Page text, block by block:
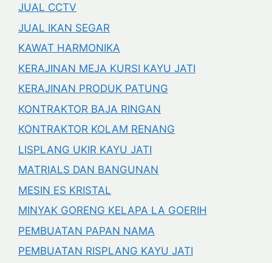
JUAL CCTV
JUAL IKAN SEGAR
KAWAT HARMONIKA
KERAJINAN MEJA KURSI KAYU JATI
KERAJINAN PRODUK PATUNG
KONTRAKTOR BAJA RINGAN
KONTRAKTOR KOLAM RENANG
LISPLANG UKIR KAYU JATI
MATRIALS DAN BANGUNAN
MESIN ES KRISTAL
MINYAK GORENG KELAPA LA GOERIH
PEMBUATAN PAPAN NAMA
PEMBUATAN RISPLANG KAYU JATI